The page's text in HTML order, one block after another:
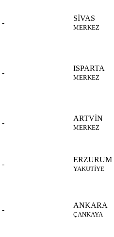
-
SİVAS
MERKEZ
-
ISPARTA
MERKEZ
-
ARTVİN
MERKEZ
-
ERZURUM
YAKUTİYE
-
ANKARA
ÇANKAYA